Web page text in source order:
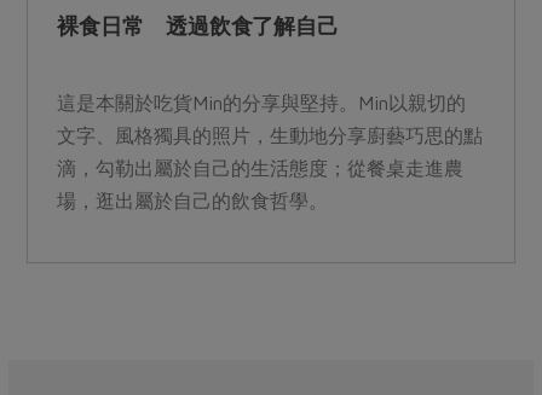
裸食日常 透過飲食了解自己
這是本關於吃貨Min的分享與堅持。Min以親切的
文字、風格獨具的照片，生動地分享廚藝巧思的點
滴，勾勒出屬於自己的生活態度；從餐桌走進農
場，逛出屬於自己的飲食哲學。